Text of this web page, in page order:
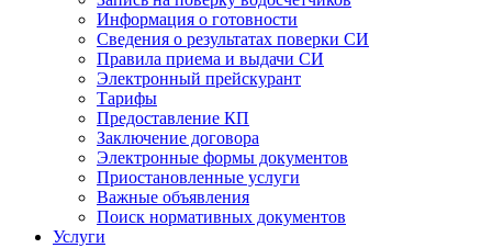
Информация о готовности
Сведения о результатах поверки СИ
Правила приема и выдачи СИ
Электронный прейскурант
Тарифы
Предоставление КП
Заключение договора
Электронные формы документов
Приостановленные услуги
Важные объявления
Поиск нормативных документов
Услуги